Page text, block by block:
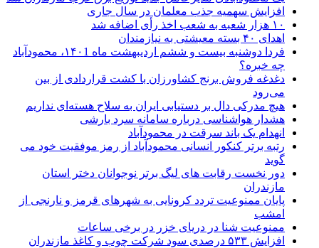
افزایش سهمیه جذب معلمان در سال جاری
۱۰ هزار شعبه به شعب اخذ رأی اضافه شد
اهدای ۴۰ بسته معیشتی به نیازمندان
فردا دوشنبه بیست و ششم اردیبهشت ماه ۱۴۰1، محمودآباد
چه خبره؟
دغدغه فروش برنج کشاورزان با کشت قراردادی از بین
می‌رود
هیچ مدرکی دال بر دستیابی ایران به سلاح هسته‌ای نداریم
هشدار هواشناسی درباره سامانه سرد بارشی
انهدام یک باند سرقت در محمودآباد
رتبه برتر کنکور انسانی محمودآباد از رمز موفقیت خود می
گوید
دور نخست رقابت های لیگ برتر نوجوانان دختر استان
مازندران
پایان ممنوعیت تردد کرونایی به شهرهای قرمز و نارنجی از
امشب
ممنوعیت شنا در دریای خزر در برخی ساعات
افزایش ۵۳۳ درصدی سود شرکت چوب و کاغذ مازندران